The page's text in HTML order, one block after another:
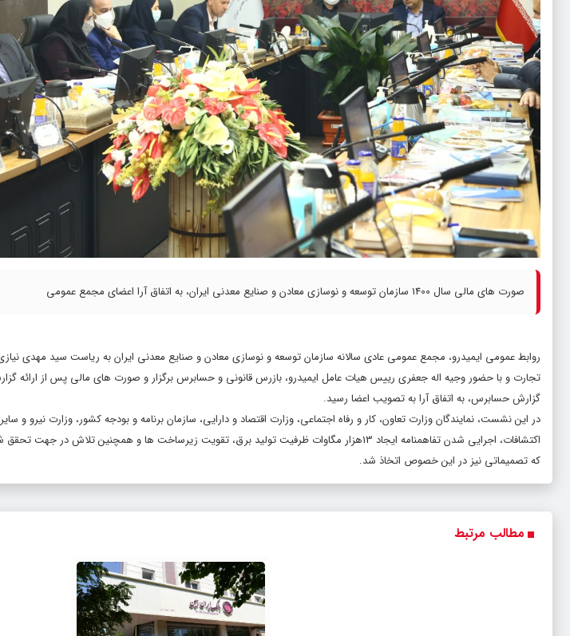
صورت های مالی سال 1400 سازمان توسعه و نوسازی معادن و صنایع معدنی ایران، به اتفاق آرا اعضای مجمع عمومی
روابط عمومی ایمیدرو، مجمع عمومی عادی سالانه سازمان توسعه و نوسازی معادن و صنایع معدنی ایران به ریاست سید مهدی
تجارت و با حضور وجیه اله جعفری رییس هیات عامل ایمیدرو، بازرس قانونی و حسابرس برگزار و صورت های مالی پس از ارائه
گزارش حسابرس، به اتفاق آرا به تصویب اعضا رسید.
در این نشست، نمایندگان وزارت تعاون، کار و رفاه اجتماعی، وزارت اقتصاد و دارایی، سازمان برنامه و بودجه کشور، وزارت نیرو و
که تصمیماتی نیز در این خصوص اتخاذ شد.
مطالب مرتبط